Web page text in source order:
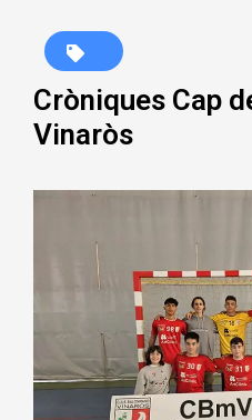
Cròniques Cap
Vinaròs